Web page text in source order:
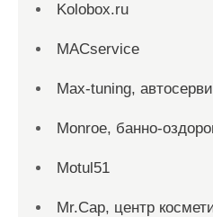
Kolobox.ru
MACservice
Max-tuning,
Monroe, банно-
Motul51
Mr.Cap, центр